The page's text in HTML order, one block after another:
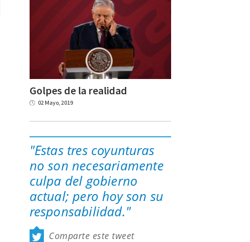
Golpes de la realidad
02 Mayo, 2019
"Estas tres coyunturas
no son necesariamente
culpa del gobierno
actual; pero hoy son su
responsabilidad."
Comparte este tweet